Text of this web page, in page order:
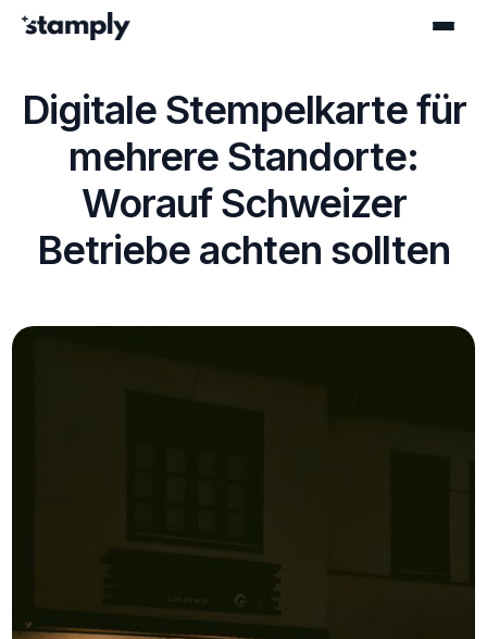
Digitale Stempelkarte für
mehrere Standorte:
Worauf Schweizer
Betriebe achten sollten